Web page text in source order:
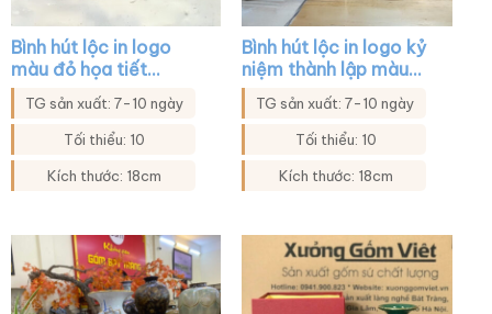
Bình hút lộc in logo
màu đỏ họa tiết
thuyền buồm in decal
vàng XG-BHL08
TG sản xuất: 7-10 ngày
Tối thiểu: 10
Kích thước: 18cm
Bình hút lộc in logo kỷ
niệm thành lập màu
trắng họa tiết thuyền
buồm XG-BHL01
TG sản xuất: 7-10 ngày
Tối thiểu: 10
Kích thước: 18cm